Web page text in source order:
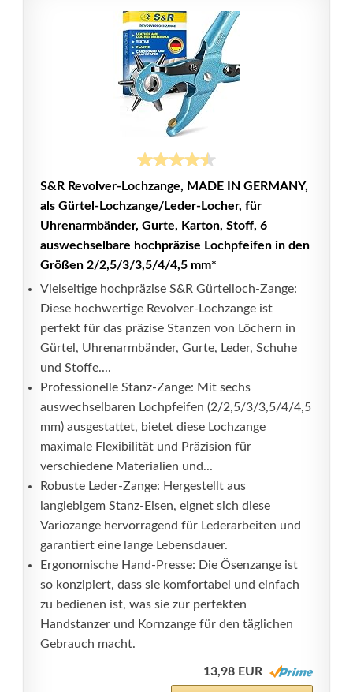
S&R Revolver-Lochzange, MADE IN GERMANY,
als Gürtel-Lochzange/Leder-Locher, für
Uhrenarmbänder, Gurte, Karton, Stoff, 6
auswechselbare hochpräzise Lochpfeifen in den
Größen 2/2,5/3/3,5/4/4,5 mm*
Vielseitige hochpräzise S&R Gürtelloch-Zange:
Diese hochwertige Revolver-Lochzange ist
perfekt für das präzise Stanzen von Löchern in
Gürtel, Uhrenarmbänder, Gurte, Leder, Schuhe
und Stoffe....
Professionelle Stanz-Zange: Mit sechs
auswechselbaren Lochpfeifen (2/2,5/3/3,5/4/4,5
mm) ausgestattet, bietet diese Lochzange
maximale Flexibilität und Präzision für
verschiedene Materialien und...
Robuste Leder-Zange: Hergestellt aus
langlebigem Stanz-Eisen, eignet sich diese
Variozange hervorragend für Lederarbeiten und
garantiert eine lange Lebensdauer.
Ergonomische Hand-Presse: Die Ösenzange ist
so konzipiert, dass sie komfortabel und einfach
zu bedienen ist, was sie zur perfekten
Handstanzer und Kornzange für den täglichen
Gebrauch macht.
13,98 EUR